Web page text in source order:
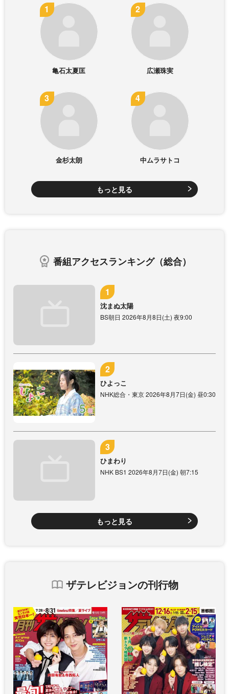
亀石太夏匡 広瀬珠実
金杉太朗 中ムラサトコ
もっと見る
番組アクセスランキング（総合）
沈まぬ太陽
BS朝日 2026年8月8日(土) 夜9:00
ひよっこ
NHK総合・東京 2026年8月7日(金) 昼0:30
ひまわり
NHK BS1 2026年8月7日(金) 朝7:15
もっと見る
ザテレビジョンの刊行物